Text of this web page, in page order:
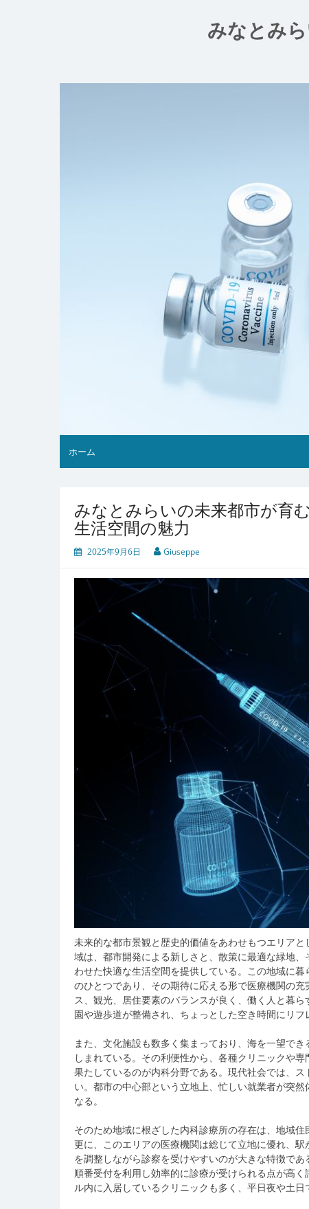
みなとみ
ホーム
みなとみらいの未来都市が育
生活空間の魅力
2025年9月6日 Giuseppe
未来的な都市景観と歴史的価値をあわせもつエリアと
域は、都市開発による新しさと、散策に最適な緑地
わせた快適な生活空間を提供している。この地域に
のひとつであり、その期待に応える形で医療機関の
ス、観光、居住要素のバランスが良く、働く人と暮
園や遊歩道が整備され、ちょっとした空き時間にリ
また、文化施設も数多く集まっており、海を一望で
しまれている。その利便性から、各種クリニックや
果たしているのが内科分野である。現代社会では、
い。都市の中心部という立地上、忙しい就業者が突
なる。
そのため地域に根ざした内科診療所の存在は、地域
更に、このエリアの医療機関は総じて立地に優れ、
を調整しながら診察を受けやすいのが大きな特徴で
順番受付を利用し効率的に診療が受けられる点が高
ル内に入居しているクリニックも多く、平日夜や土日